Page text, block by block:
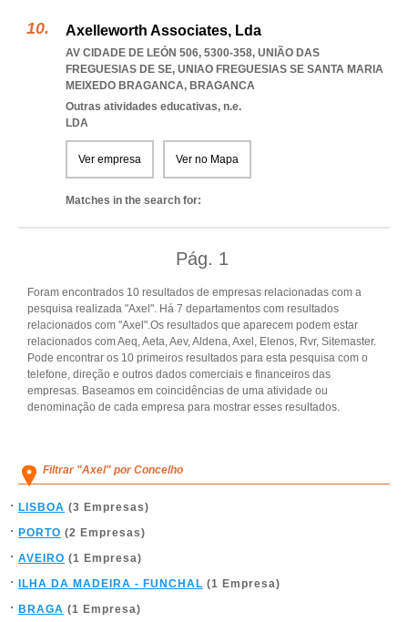
Axelleworth Associates, Lda
AV CIDADE DE LEÓN 506, 5300-358, UNIÃO DAS
FREGUESIAS DE SE, UNIAO FREGUESIAS SE SANTA MARIA
MEIXEDO BRAGANCA, BRAGANCA
Outras atividades educativas, n.e.
LDA
Ver empresa Ver no Mapa
Matches in the search for:
Pág. 1
Foram encontrados 10 resultados de empresas relacionadas com a
pesquisa realizada "Axel". Há 7 departamentos com resultados
relacionados com "Axel".Os resultados que aparecem podem estar
relacionados com Aeq, Aeta, Aev, Aldena, Axel, Elenos, Rvr, Sitemaster.
Pode encontrar os 10 primeiros resultados para esta pesquisa com o
telefone, direção e outros dados comerciais e financeiros das
empresas. Baseamos em coincidências de uma atividade ou
denominação de cada empresa para mostrar esses resultados.
Filtrar "Axel" por Concelho
LISBOA (3 Empresas)
PORTO (2 Empresas)
AVEIRO (1 Empresa)
ILHA DA MADEIRA - FUNCHAL (1 Empresa)
BRAGA (1 Empresa)